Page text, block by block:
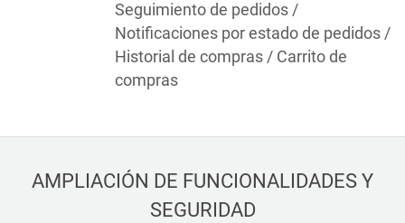
Seguimiento de pedidos /
Notificaciones por estado de pedidos /
Historial de compras / Carrito de
compras
AMPLIACIÓN DE FUNCIONALIDADES Y
SEGURIDAD